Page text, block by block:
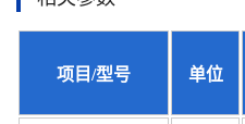
项目/型号 单位